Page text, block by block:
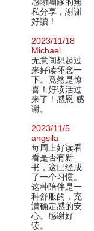
私分享，謝謝
好讀！
2023/11/18
Michael
无意间想起过
来好读怀念一
下。竟然是惊
喜！好读活过
来了！感恩 感
谢。
2023/11/5
angsila
每周上好读看
看是否有新
书，这已经成
了一个习惯。
这种陪伴是一
种舒服的，充
满确定感的安
心。感谢好
读。